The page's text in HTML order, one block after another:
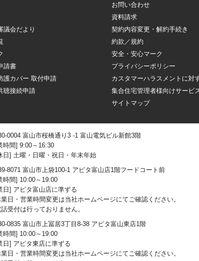
議会だより
請書
護カバー 取付申請
聴接続申請
お問い合わせ
資料請求
契約内容変更・解約手続き
約款／規約
安全・安心マーク
プライバシーポリシー
カスタマーハラスメントに対
集合住宅管理者様向けサービ
サイトマップ
0004 富山市桜橋通り3 -1 富山電気ビル新館3階
時間] 9:00～16:30
日] 土曜・日曜・祝日・年末年始
8071 富山市上袋100-1 アピタ富山店1階フードコート前
時間] 10:00～19:00
日] アピタ富山店に準ずる
日・営業時間変更は当社ホームページにてご確認ください。
受付は行っておりません。
0835 富山市上冨居3丁目8-38 アピタ富山東店1階
時間] 10:00～19:00
日] アピタ東店に準ずる
日・営業時間変更は当社ホームページにてご確認ください。